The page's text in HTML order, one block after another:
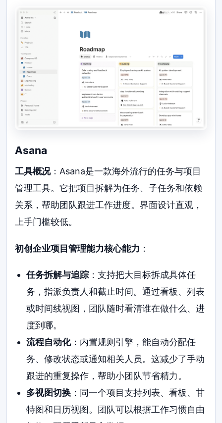
Asana
工具概况：Asana是一款海外流行的任务与项目
管理工具。它把项目拆解为任务、子任务和依赖
关系，帮助团队跟进工作进度。界面设计直观，
上手门槛较低。
初创企业项目管理能力核心能力 ：
任务拆解与追踪：支持把大目标拆成具体任
务，指派负责人和截止时间。通过看板、列表
或时间线视图，团队随时看清谁在做什么、进
度到哪。
流程自动化：内置规则引擎，能自动分配任
务、修改状态或通知相关人员。这减少了手动
跟进的重复操作，帮助小团队节省精力。
多视图切换：同一个项目支持列表、看板、甘
特图和日历视图。团队可以根据工作习惯自由